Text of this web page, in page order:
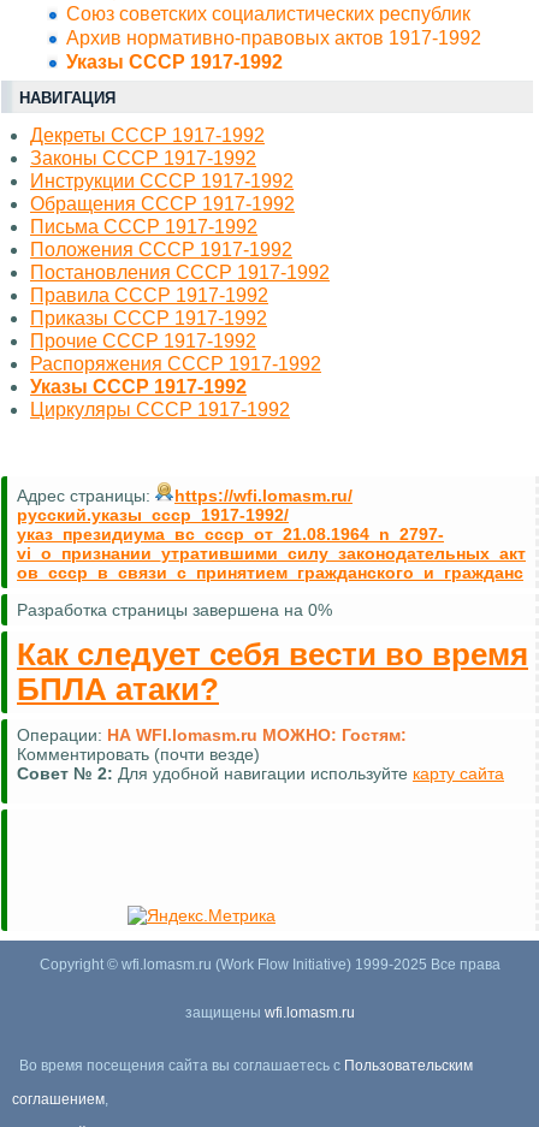
Союз советских социалистических республик
Архив нормативно-правовых актов 1917-1992
Указы СССР 1917-1992
НАВИГАЦИЯ
Декреты СССР 1917-1992
Законы СССР 1917-1992
Инструкции СССР 1917-1992
Обращения СССР 1917-1992
Письма СССР 1917-1992
Положения СССР 1917-1992
Постановления СССР 1917-1992
Правила СССР 1917-1992
Приказы СССР 1917-1992
Прочие СССР 1917-1992
Распоряжения СССР 1917-1992
Указы СССР 1917-1992
Циркуляры СССР 1917-1992
Адрес страницы:
https://wfi.lomasm.ru/
русский.указы_ссср_1917-1992/
указ_президиума_вс_ссср_от_21.08.1964_n_2797-
vi_о_признании_утратившими_силу_законодательных_акт
ов_ссср_в_связи_с_принятием_гражданского_и_гражданс
Разработка страницы завершена на 0%
Как следует себя вести во время
БПЛА атаки?
Операции: НА WFI.lomasm.ru МОЖНО: Гостям:
Комментировать (почти везде)
Совет № 2: Для удобной навигации используйте карту сайта
Copyright © wfi.lomasm.ru (Work Flow Initiative) 1999-2025 Все права
защищены wfi.lomasm.ru
Во время посещения сайта вы соглашаетесь с Пользовательским
соглашением,